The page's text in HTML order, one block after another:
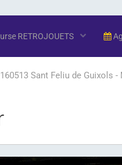
RETROJOUETS
Sant Feliu de Guixols